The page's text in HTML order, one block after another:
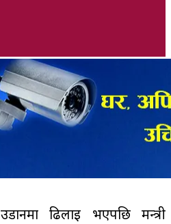
उडानमा ढिलाइ भएपछि मन्त्री